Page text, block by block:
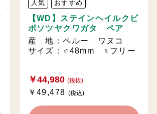
人気 おすすめ
【WD】ステインヘイルクビ
ボソツヤクワガタ ペア
産 地：ペルー ワヌコ
サイズ：♂48mm ♀フリー
￥44,980 (税抜)
￥49,478 (税込)